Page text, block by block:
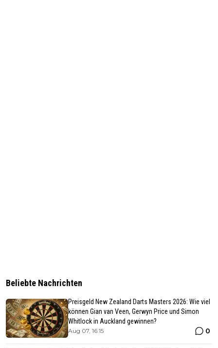
Beliebte Nachrichten
Preisgeld New Zealand Darts Masters 2026: Wie viel
können Gian van Veen, Gerwyn Price und Simon
Whitlock in Auckland gewinnen?
Aug 07, 16:15 0